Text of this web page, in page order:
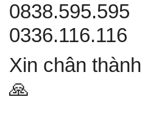
0838.595.595
0336.116.116
Xin chân
🙏